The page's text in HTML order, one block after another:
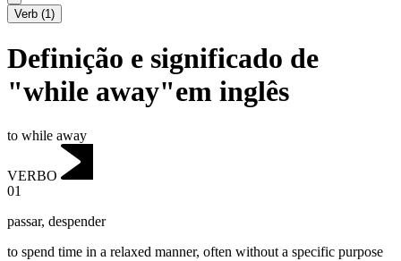
Verb (1)
Definição e significado de
"while away"em inglês
to while away
VERBO
01
passar, despender
to spend time in a relaxed manner, often without a specific purpose